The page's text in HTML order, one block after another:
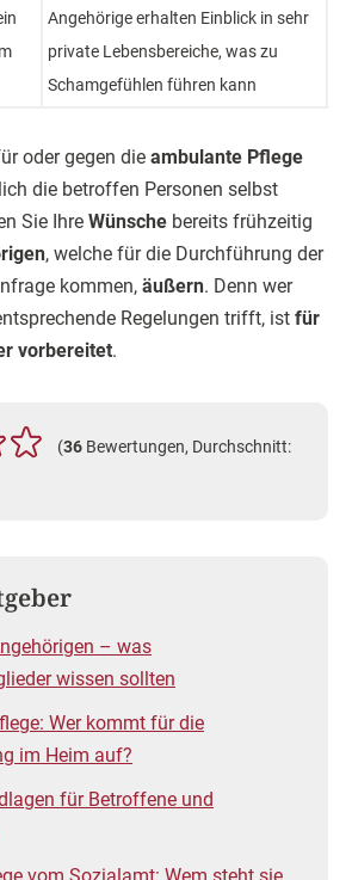
Angehörige erhalten Einblick in sehr
private Lebensbereiche, was zu
Schamgefühlen führen kann
oder gegen die ambulante Pflege
die betroffen Personen selbst
Sie Ihre Wünsche bereits frühzeitig
, welche für die Durchführung der
kommen, äußern. Denn wer
Regelungen trifft, ist für
vorbereitet.
(36 Bewertungen, Durchschnitt:
– was
wissen sollten
Wer kommt für die
im Heim auf?
für Betroffene und